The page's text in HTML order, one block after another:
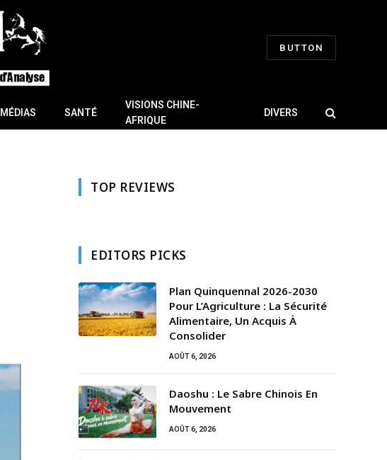
BUTTON
MÉDIAS SANTÉ
VISIONS CHINE-
AFRIQUE
DIVERS
TOP REVIEWS
EDITORS PICKS
Plan Quinquennal 2026-2030
Pour L’Agriculture : La Sécurité
Alimentaire, Un Acquis À
Consolider
AOÛT 6, 2026
Daoshu : Le Sabre Chinois En
Mouvement
AOÛT 6, 2026